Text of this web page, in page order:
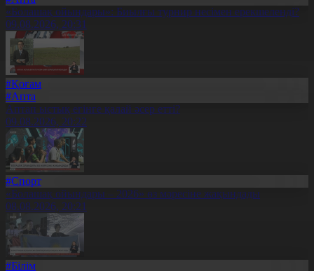
«Болашақ ойындары»: Биылғы турнир несімен ерекшеленді?
09.08.2026, 20:31
#Қоғам
#Апта
Аптап ыстық егінге қалай әсер етті?
09.08.2026, 20:22
#Спорт
«Болашақ ойындары – 2026» өз мәресіне жақындады
08.08.2026, 20:21
#Білім